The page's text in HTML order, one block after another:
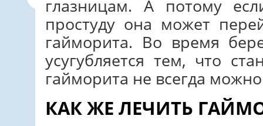
глазницам. А потому
простуду она может
гайморита. Во время
усугубляется тем, что
гайморита не всегда
КАК ЖЕ ЛЕЧИТЬ